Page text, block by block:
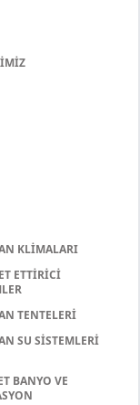
KLİMALARI
ETTİRİCİ
TENTELERİ
SU SİSTEMLERİ
BANYO VE